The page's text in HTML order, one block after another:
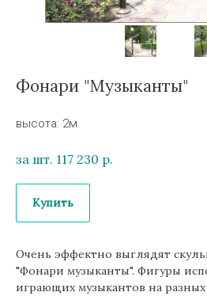
Фонари "Музыканты"
высота: 2м
за шт. 117 230 р.
Купить
Очень эффектно выглядят
"Фонари музыканты". Фигуры
играющих музыкантов на разных